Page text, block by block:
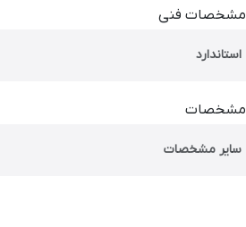
مشخصات فنی
استاندارد
مشخصات
سایر مشخصات